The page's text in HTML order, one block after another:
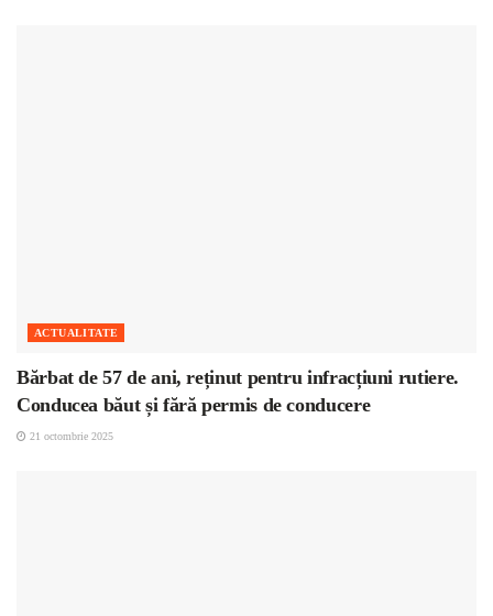
ACTUALITATE
Bărbat de 57 de ani, reținut pentru infracțiuni rutiere.
Conducea băut și fără permis de conducere
21 octombrie 2025